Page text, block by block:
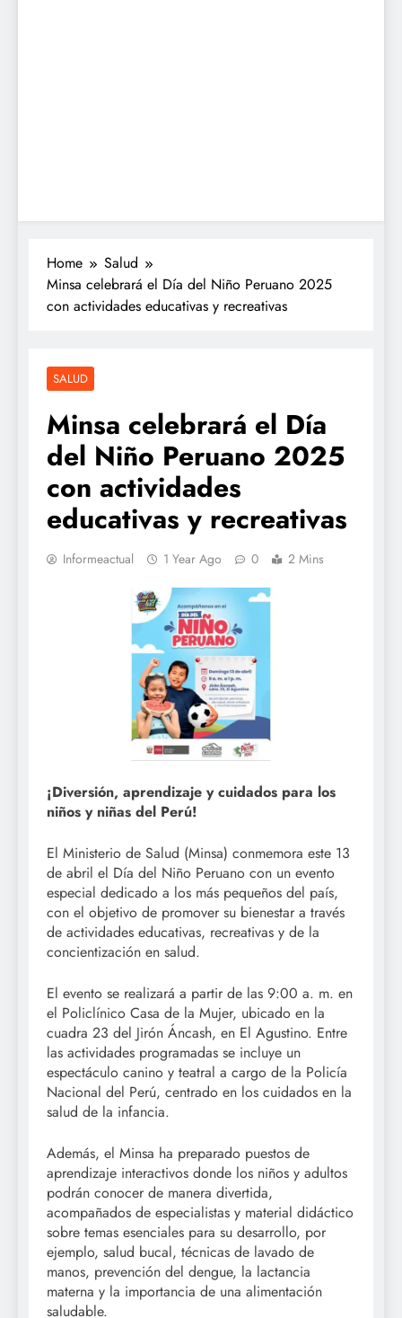
Home
Salud
Minsa celebrará el Día del Niño Peruano 2025
con actividades educativas y recreativas
SALUD
Minsa celebrará el Día
del Niño Peruano 2025
con actividades
educativas y recreativas
Informeactual 1 Year Ago 0 2 Mins
¡Diversión, aprendizaje y cuidados para los
niños y niñas del Perú!
El Ministerio de Salud (Minsa) conmemora este 13
de abril el Día del Niño Peruano con un evento
especial dedicado a los más pequeños del país,
con el objetivo de promover su bienestar a través
de actividades educativas, recreativas y de la
concientización en salud.
El evento se realizará a partir de las 9:00 a. m. en
el Policlínico Casa de la Mujer, ubicado en la
cuadra 23 del Jirón Áncash, en El Agustino. Entre
las actividades programadas se incluye un
espectáculo canino y teatral a cargo de la Policía
Nacional del Perú, centrado en los cuidados en la
salud de la infancia.
Además, el Minsa ha preparado puestos de
aprendizaje interactivos donde los niños y adultos
podrán conocer de manera divertida,
acompañados de especialistas y material didáctico
sobre temas esenciales para su desarrollo, por
ejemplo, salud bucal, técnicas de lavado de
manos, prevención del dengue, la lactancia
materna y la importancia de una alimentación
saludable.